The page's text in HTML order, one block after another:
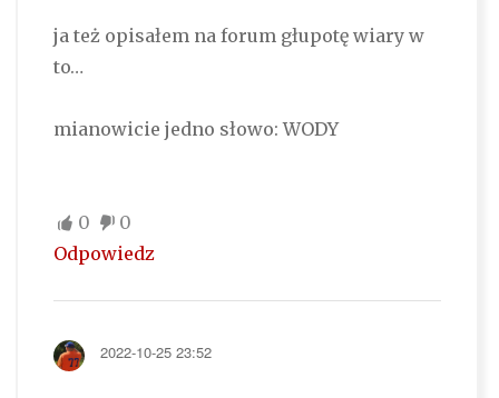
ja też opisałem na forum głupotę wiary w
to…
mianowicie jedno słowo: WODY
0
0
Odpowiedz
2022-10-25 23:52